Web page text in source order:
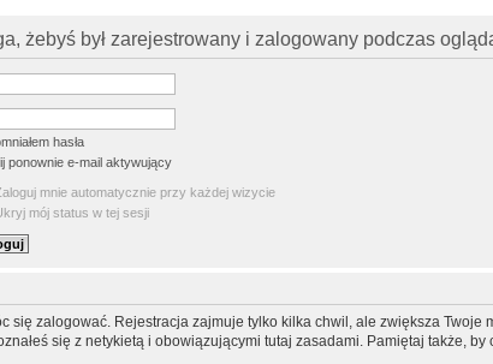
żebyś był zarejestrowany i zalogowany podczas
hasła
ponownie e-mail aktywujący
mnie automatycznie przy każdej wizycie
mój status w tej sesji
się zalogować. Rejestracja zajmuje tylko kilka chwil, ale zwiększa
się z netykietą i obowiązującymi tutaj zasadami. Pamiętaj także,